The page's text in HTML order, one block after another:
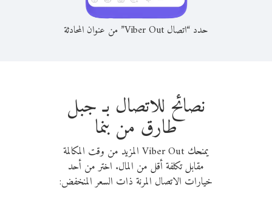
حدد “اتصال Viber Out” من عنوان المحادثة
نصائح للاتصال بـ جبل
طارق من بنما
يمنحك Viber Out المزيد من وقت المكالمة
مقابل تكلفة أقل من المال. اختر من أحد
خيارات الاتصال المرنة ذات السعر المنخفض: